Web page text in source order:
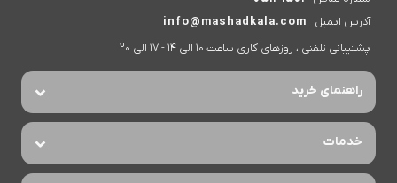
آدرس ایمیل
info@mashadkala.com
پشتیبانی تلفنی ، روزهای کاری ساعت 10 الی 14 - 17 الی 20
راهنمای خرید
خدمات